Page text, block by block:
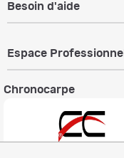
Besoin d'aide
Espace Professionnel
Chronocarpe